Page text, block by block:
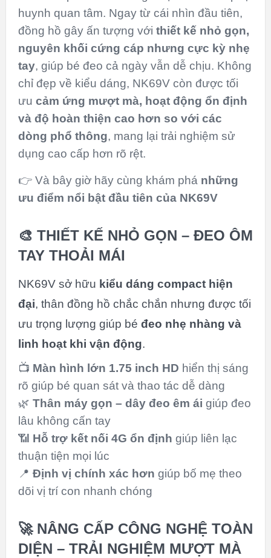
huynh quan tâm. Ngay từ cái nhìn đầu tiên,
đồng hồ gây ấn tượng với thiết kế nhỏ gọn,
nguyên khối cứng cáp nhưng cực kỳ nhẹ
tay, giúp bé đeo cả ngày vẫn dễ chịu. Không
chỉ đẹp về kiểu dáng, NK69V còn được tối
ưu cảm ứng mượt mà, hoạt động ổn định
và độ hoàn thiện cao hơn so với các
dòng phổ thông, mang lại trải nghiệm sử
dụng cao cấp hơn rõ rệt.
👉 Và bây giờ hãy cùng khám phá những
ưu điểm nổi bật đầu tiên của NK69V
🎨 THIẾT KẾ NHỎ GỌN – ĐEO ÔM
TAY THOẢI MÁI
NK69V sở hữu kiểu dáng compact hiện
đại, thân đồng hồ chắc chắn nhưng được tối
ưu trọng lượng giúp bé đeo nhẹ nhàng và
linh hoạt khi vận động.
📺 Màn hình lớn 1.75 inch HD hiển thị sáng
rõ giúp bé quan sát và thao tác dễ dàng
🌿 Thân máy gọn – dây đeo êm ái giúp đeo
lâu không cấn tay
📶 Hỗ trợ kết nối 4G ổn định giúp liên lạc
thuận tiện mọi lúc
📍 Định vị chính xác hơn giúp bố mẹ theo
dõi vị trí con nhanh chóng
🚀 NÂNG CẤP CÔNG NGHỆ TOÀN
DIỆN – TRẢI NGHIỆM MƯỢT MÀ